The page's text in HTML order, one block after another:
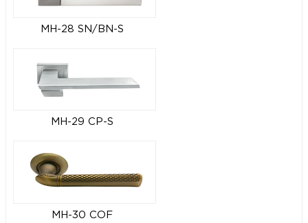
MH-28 SN/BN-S
MH-29 CP-S
MH-30 COF